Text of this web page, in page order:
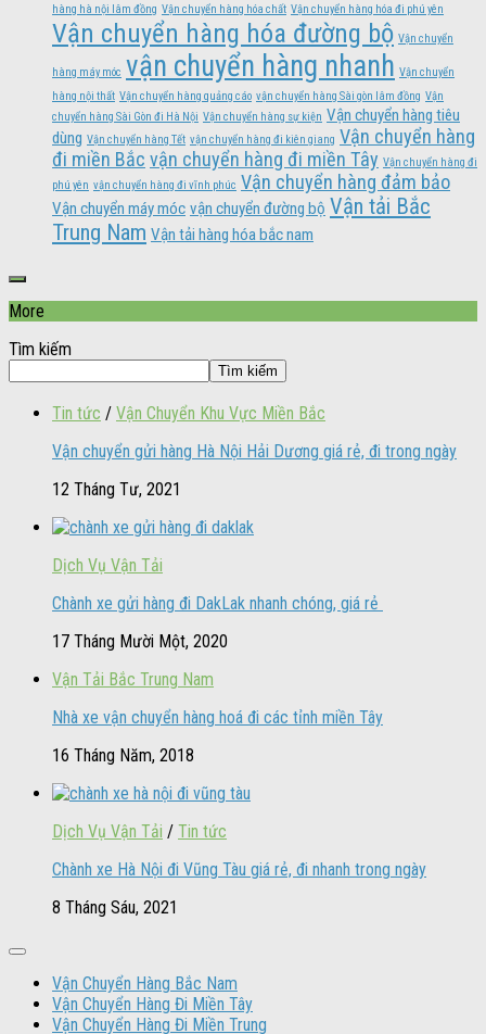
hàng hà nội lâm đồng Vận chuyển hàng hóa chất Vận chuyển hàng hóa đi phú yên
Vận chuyển hàng hóa đường bộ Vận chuyển
hàng máy móc vận chuyển hàng nhanh Vận chuyển
hàng nội thất Vận chuyển hàng quảng cáo vận chuyển hàng Sài gòn lâm đồng Vận
chuyển hàng Sài Gòn đi Hà Nội Vận chuyển hàng sự kiện Vận chuyển hàng tiêu
dùng Vận chuyển hàng Tết vận chuyển hàng đi kiên giang Vận chuyển hàng
đi miền Bắc vận chuyển hàng đi miền Tây Vận chuyển hàng đi
phú yên vận chuyển hàng đi vĩnh phúc Vận chuyển hàng đảm bảo
Vận chuyển máy móc vận chuyển đường bộ Vận tải Bắc
Trung Nam Vận tải hàng hóa bắc nam
More
Tìm kiếm
Tìm kiếm
Tin tức / Vận Chuyển Khu Vực Miền Bắc
Vận chuyển gửi hàng Hà Nội Hải Dương giá rẻ, đi trong ngày
12 Tháng Tư, 2021
Dịch Vụ Vận Tải
Chành xe gửi hàng đi DakLak nhanh chóng, giá rẻ
17 Tháng Mười Một, 2020
Vận Tải Bắc Trung Nam
Nhà xe vận chuyển hàng hoá đi các tỉnh miền Tây
16 Tháng Năm, 2018
Dịch Vụ Vận Tải / Tin tức
Chành xe Hà Nội đi Vũng Tàu giá rẻ, đi nhanh trong ngày
8 Tháng Sáu, 2021
Vận Chuyển Hàng Bắc Nam
Vận Chuyển Hàng Đi Miền Tây
Vận Chuyển Hàng Đi Miền Trung